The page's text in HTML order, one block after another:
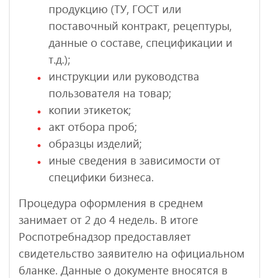
продукцию (ТУ, ГОСТ или
поставочный контракт, рецептуры,
данные о составе, спецификации и
т.д.);
инструкции или руководства
пользователя на товар;
копии этикеток;
акт отбора проб;
образцы изделий;
иные сведения в зависимости от
специфики бизнеса.
Процедура оформления в среднем
занимает от 2 до 4 недель. В итоге
Роспотребнадзор предоставляет
свидетельство заявителю на официальном
бланке. Данные о документе вносятся в